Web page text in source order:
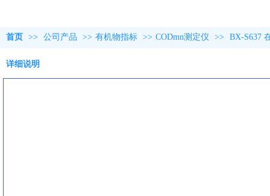
首页 >> 公司产品 >> 有机物指标 >> CODmn测定仪 >> BX-S637
详细说明